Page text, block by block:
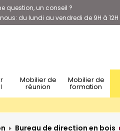
question, un conseil ?
du lundi au vendredi de 9H à 12H
Mobilier de
réunion
Mobilier de
formation
Bureau de direction en bois